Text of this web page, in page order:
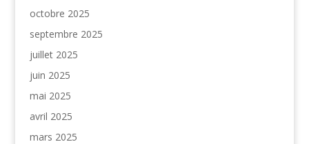
octobre 2025
septembre 2025
juillet 2025
juin 2025
mai 2025
avril 2025
mars 2025